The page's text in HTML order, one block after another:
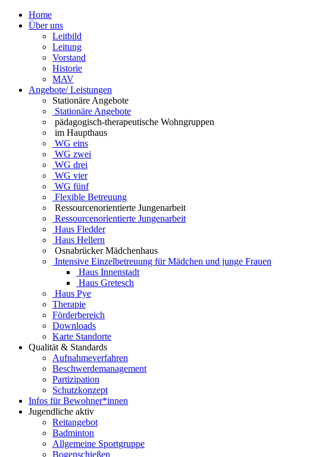
Home
Über uns
Leitbild
Leitung
Vorstand
Historie
MAV
Angebote/ Leistungen
Stationäre Angebote
Stationäre Angebote
pädagogisch-therapeutische Wohngruppen
im Haupthaus
WG eins
WG zwei
WG drei
WG vier
WG fünf
Flexible Betreuung
Ressourcenorientierte Jungenarbeit
Ressourcenorientierte Jungenarbeit
Haus Fledder
Haus Hellern
Osnabrücker Mädchenhaus
Intensive Einzelbetreuung für Mädchen und junge Frauen
Haus Innenstadt
Haus Gretesch
Haus Pye
Therapie
Förderbereich
Downloads
Karte Standorte
Qualität & Standards
Aufnahmeverfahren
Beschwerdemanagement
Partizipation
Schutzkonzept
Infos für Bewohner*innen
Jugendliche aktiv
Reitangebot
Badminton
Allgemeine Sportgruppe
Bogenschießen